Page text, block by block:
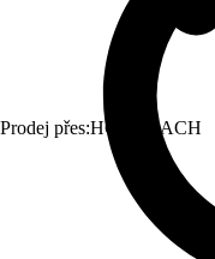
Prodej přes:HORNBACH